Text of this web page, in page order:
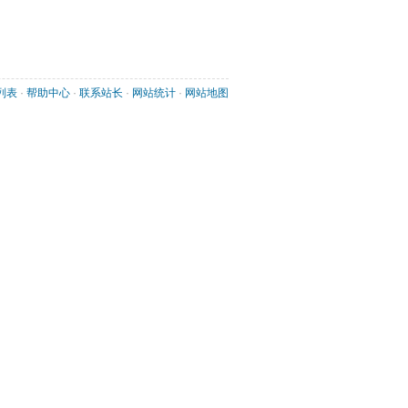
表 · 帮助中心 · 联系站长 · 网站统计 · 网站地图